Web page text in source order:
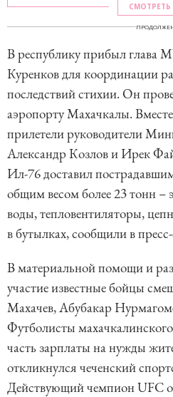
СМОТРЕТЬ
В республику прибыл глава
Куренков для координации
последствий стихии. Он
аэропорту Махачкалы.
прилетели руководители
Александр Козлов и Ирек
Ил-76 доставил
общим весом более 23 тонн –
воды, тепловентиляторы,
в бутылках, сообщили в
В материальной помощи и
участие известные бойцы
Махачев, Абубакар
Футболисты
часть зарплаты на нужды
откликнулся чеченский
Действующий чемпион UFC